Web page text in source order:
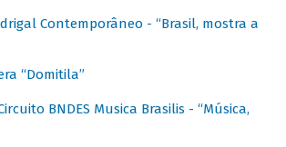
Contemporâneo - “Brasil, mostra a
“Domitila”
BNDES Musica Brasilis - “Música,